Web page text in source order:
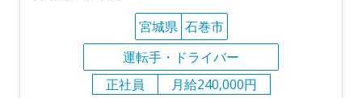
宮城県 石巻市
運転手・ドライバー
正社員
月給240,000円